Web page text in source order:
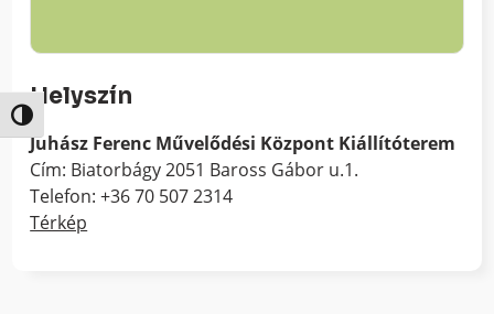
Nagy kontraszt váltása
Helyszín
Juhász Ferenc Művelődési Központ Kiállítóterem
Cím: Biatorbágy 2051 Baross Gábor u.1.
Telefon: +36 70 507 2314
Térkép